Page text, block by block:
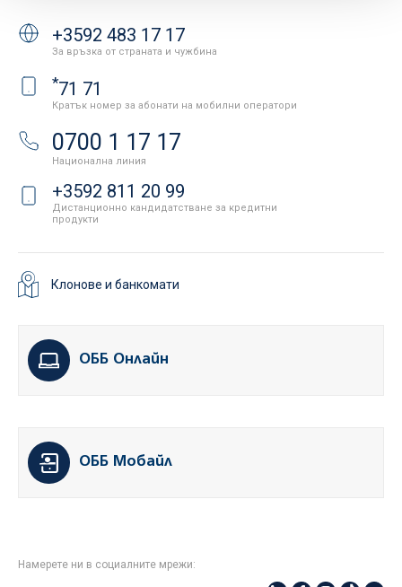
+3592 483 17 17
За връзка от страната и чужбина
*71 71
Кратък номер за абонати на мобилни оператори
0700 1 17 17
Национална линия
+3592 811 20 99
Дистанционно кандидатстване за кредитни
продукти
Клонове и банкомати
ОББ Онлайн
ОББ Мобайл
Намерете ни в социалните мрежи: